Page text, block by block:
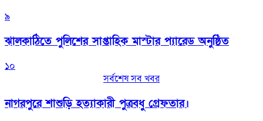
৯
‎ঝালকাঠিতে পুলিশের সাপ্তাহিক মাস্টার প্যারেড অনুষ্ঠিত
১০
সর্বশেষ সব খবর
নাগরপুরে শাশুড়ি হত্যাকারী পুত্রবধু গ্রেফতার।